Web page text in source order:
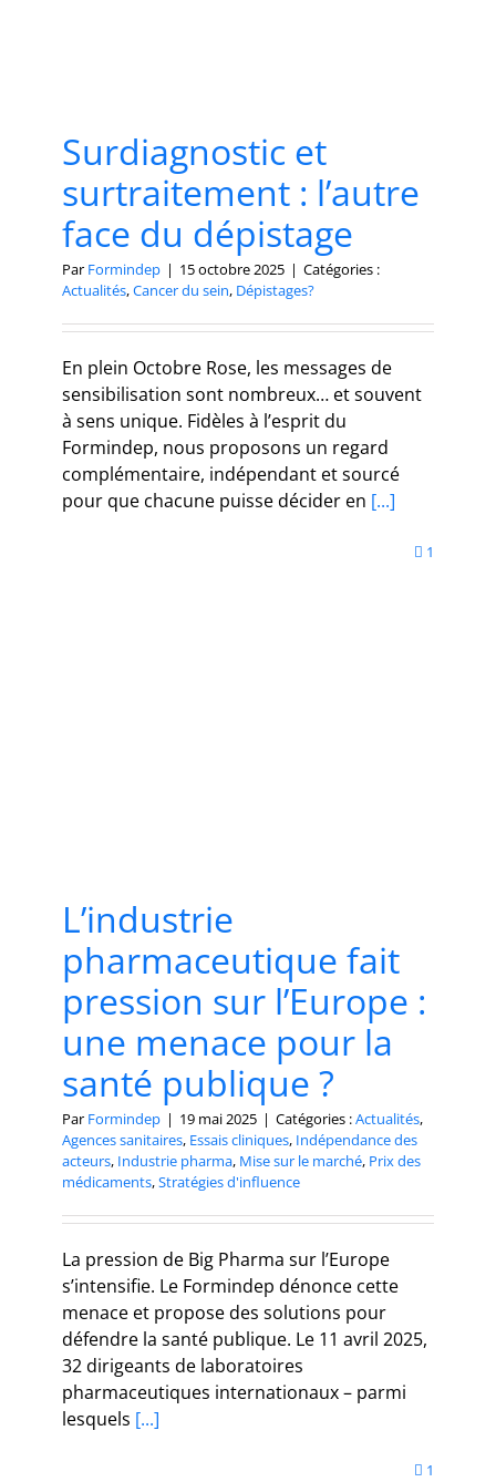
Surdiagnostic et
surtraitement : l’autre
face du dépistage
Par Formindep | 15 octobre 2025 | Catégories :
Actualités,Cancer du sein, Dépistages?
En plein Octobre Rose, les messages de
sensibilisation sont nombreux… et souvent
à sens unique. Fidèles à l’esprit du
Formindep, nous proposons un regard
complémentaire, indépendant et sourcé
pour que chacune puisse décider en [...]
1
L’industrie
pharmaceutique fait
pression sur l’Europe :
une menace pour la
santé publique ?
Par Formindep | 19 mai 2025 | Catégories :Actualités,
Agences sanitaires, Essais cliniques, Indépendance des
acteurs, Industrie pharma, Mise sur le marché, Prix des
médicaments,Stratégies d'influence
La pression de Big Pharma sur l’Europe
s’intensifie. Le Formindep dénonce cette
menace et propose des solutions pour
défendre la santé publique. Le 11 avril 2025,
32 dirigeants de laboratoires
pharmaceutiques internationaux – parmi
lesquels [...]
1